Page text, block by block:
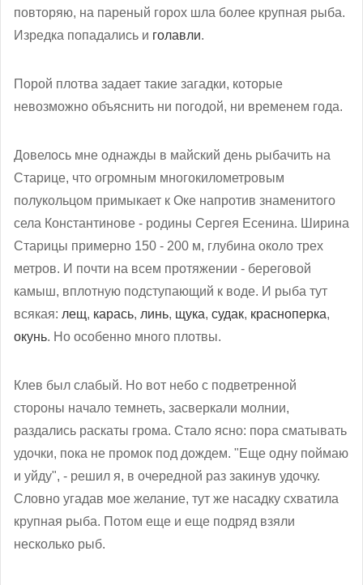
повторяю, на пареный горох шла более крупная рыба.
Изредка попадались и голавли.
Порой плотва задает такие загадки, которые
невозможно объяснить ни погодой, ни временем года.
Довелось мне однажды в майский день рыбачить на
Старице, что огромным многокилометровым
полукольцом примыкает к Оке напротив знаменитого
села Константинове - родины Сергея Есенина. Ширина
Старицы примерно 150 - 200 м, глубина около трех
метров. И почти на всем протяжении - береговой
камыш, вплотную подступающий к воде. И рыба тут
всякая: лещ, карась, линь, щука, судак, красноперка,
окунь. Но особенно много плотвы.
Клев был слабый. Но вот небо с подветренной
стороны начало темнеть, засверкали молнии,
раздались раскаты грома. Стало ясно: пора сматывать
удочки, пока не промок под дождем. "Еще одну поймаю
и уйду", - решил я, в очередной раз закинув удочку.
Словно угадав мое желание, тут же насадку схватила
крупная рыба. Потом еще и еще подряд взяли
несколько рыб.